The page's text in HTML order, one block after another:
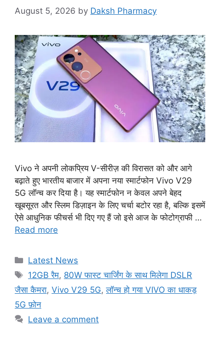
August 5, 2026 by Daksh Pharmacy
Vivo ने अपनी लोकप्रिय V-सीरीज़ की विरासत को और आगे
बढ़ाते हुए भारतीय बाजार में अपना नया स्मार्टफोन Vivo V29
5G लॉन्च कर दिया है। यह स्मार्टफोन न केवल अपने बेहद
खूबसूरत और स्लिम डिज़ाइन के लिए चर्चा बटोर रहा है, बल्कि इसमें
ऐसे आधुनिक फीचर्स भी दिए गए हैं जो इसे आज के फोटोग्राफी …
Read more
Categories
Latest News
Tags
12GB रैम, 80W फास्ट चार्जिंग के साथ मिलेगा DSLR
जैसा कैमरा, Vivo V29 5G,लॉन्च हो गया VIVO का धाकड़
5G फ़ोन
Leave a comment